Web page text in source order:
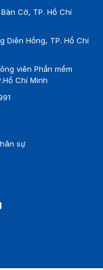
Cờ, TP. Hồ Chí
Diên Hồng, TP. Hồ Chí
viên Phần mềm
Chí Minh
sự